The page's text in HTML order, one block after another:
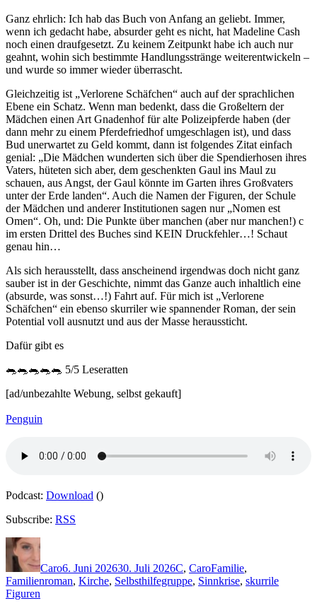
Ganz ehrlich: Ich hab das Buch von Anfang an geliebt. Immer,
wenn ich gedacht habe, absurder geht es nicht, hat Madeline Cash
noch einen draufgesetzt. Zu keinem Zeitpunkt habe ich auch nur
geahnt, wohin sich bestimmte Handlungsstränge weiterentwickeln –
und wurde so immer wieder überrascht.
Gleichzeitig ist „Verlorene Schäfchen“ auch auf der sprachlichen
Ebene ein Schatz. Wenn man bedenkt, dass die Großeltern der
Mädchen einen Art Gnadenhof für alte Polizeipferde haben (der
dann mehr zu einem Pferdefriedhof umgeschlagen ist), und dass
Bud unerwartet zu Geld kommt, dann ist folgendes Zitat einfach
genial: „Die Mädchen wunderten sich über die Spendierhosen ihres
Vaters, hüteten sich aber, dem geschenkten Gaul ins Maul zu
schauen, aus Angst, der Gaul könnte im Garten ihres Großvaters
unter der Erde landen“. Auch die Namen der Figuren, der Schule
der Mädchen und anderer Institutionen sagen nur „Nomen est
Omen“. Oh, und: Die Punkte über manchen (aber nur manchen!) c
im ersten Drittel des Buches sind KEIN Druckfehler…! Schaut
genau hin…
Als sich herausstellt, dass anscheinend irgendwas doch nicht ganz
sauber ist in der Geschichte, nimmt das Ganze auch inhaltlich eine
(absurde, was sonst…!) Fahrt auf. Für mich ist „Verlorene
Schäfchen“ ein ebenso skurriler wie spannender Roman, der sein
Potential voll ausnutzt und aus der Masse heraussticht.
Dafür gibt es
🐀🐀🐀🐀🐀 5/5 Leseratten
[ad/unbezahlte Webung, selbst gekauft]
Penguin
Podcast: Download ()
Subscribe: RSS
Autor
Caro6. Juni 202630. Juli 2026C, CaroFamilie,
Familienroman, Kirche, Selbsthilfegruppe, Sinnkrise, skurrile
Figuren